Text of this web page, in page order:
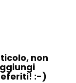
non
:-)